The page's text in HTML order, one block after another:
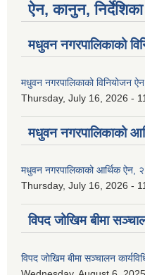
ऐन, कानुन,
मधुवन नगरपालिकाको
मधुवन नगरपालिकाको विनियोजन
Thursday, July 16, 2026 -
मधुवन नगरपालिकाको
मधुवन नगरपालिकाको आर्थिक ऐन,
Thursday, July 16, 2026 -
विपद जोखिम बीमा
विपद जोखिम बीमा सञ्चालन